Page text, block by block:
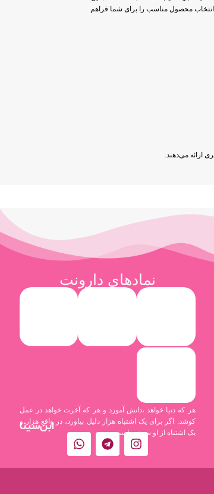
و انتخاب محصول مناسب را برای شما فراهم
ارائه می‌دهند.
نمادهای دارونت
هر که دنیا خواهد ،دانش آموزد و هر که آخرت خواهد در عمل
کوشد. اگر برای یک اشتباه هزار دلیل بیاورد، در واقع هزار و
یک اشتباه از او سرزده است.
ابن‌سینا